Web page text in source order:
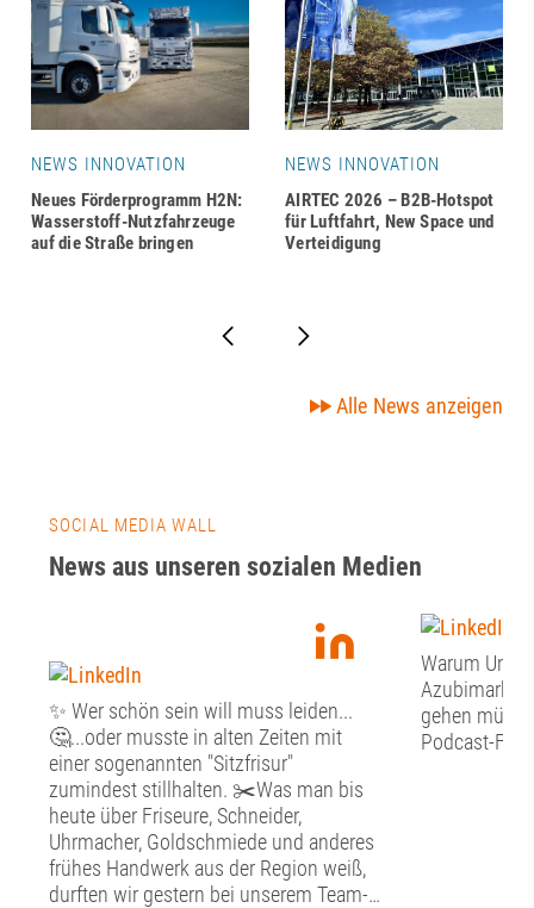
NEWS INNOVATION
Neues Förderprogramm H2N:
Wasserstoff-Nutzfahrzeuge
auf die Straße bringen
NEWS INNOVATION
AIRTEC 2026 – B2B-Hotspot
für Luftfahrt, New Space und
Verteidigung
Alle News anzeigen
SOCIAL MEDIA WALL
News aus unseren sozialen Medien
✨ Wer schön sein will muss leiden...
🤔...oder musste in alten Zeiten mit
einer sogenannten "Sitzfrisur"
zumindest stillhalten. ✂️Was man bis
heute über Friseure, Schneider,
Uhrmacher, Goldschmiede und anderes
frühes Handwerk aus der Region weiß,
durften wir gestern bei unserem Team-
Warum
gehen
Podcast-